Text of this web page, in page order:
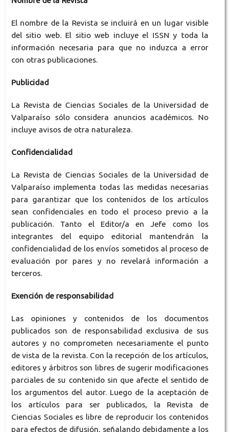
El nombre de la Revista se incluirá en un lugar visible
del sitio web. El sitio web incluye el ISSN y toda la
información necesaria para que no induzca a error
con otras publicaciones.
Publicidad
La Revista de Ciencias Sociales de la Universidad de
Valparaíso sólo considera anuncios académicos. No
incluye avisos de otra naturaleza.
Confidencialidad
La Revista de Ciencias Sociales de la Universidad de
Valparaíso implementa todas las medidas necesarias
para garantizar que los contenidos de los artículos
sean confidenciales en todo el proceso previo a la
publicación. Tanto el Editor/a en Jefe como los
integrantes del equipo editorial mantendrán la
confidencialidad de los envíos sometidos al proceso de
evaluación por pares y no revelará información a
terceros.
Exención de responsabilidad
Las opiniones y contenidos de los documentos
publicados son de responsabilidad exclusiva de sus
autores y no comprometen necesariamente el punto
de vista de la revista. Con la recepción de los artículos,
editores y árbitros son libres de sugerir modificaciones
parciales de su contenido sin que afecte el sentido de
los argumentos del autor. Luego de la aceptación de
los artículos para ser publicados, la Revista de
Ciencias Sociales es libre de reproducir los contenidos
para efectos de difusión, señalando debidamente a los